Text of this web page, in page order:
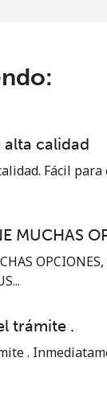
alta calidad
Fácil para
MUCHAS
trámite .
.